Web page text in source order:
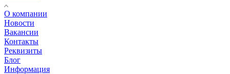
О компании
Новости
Вакансии
Контакты
Реквизиты
Блог
Информация